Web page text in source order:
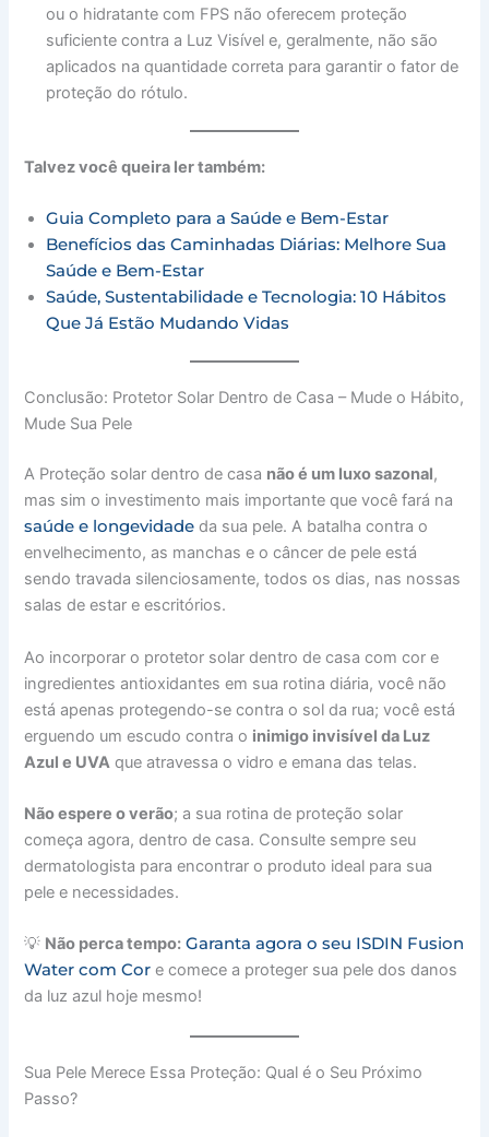
ou o hidratante com FPS não oferecem proteção
suficiente contra a Luz Visível e, geralmente, não são
aplicados na quantidade correta para garantir o fator de
proteção do rótulo.
Talvez você queira ler também:
Guia Completo para a Saúde e Bem-Estar
Benefícios das Caminhadas Diárias: Melhore Sua
Saúde e Bem-Estar
Saúde, Sustentabilidade e Tecnologia: 10 Hábitos
Que Já Estão Mudando Vidas
Conclusão: Protetor Solar Dentro de Casa – Mude o Hábito,
Mude Sua Pele
A Proteção solar dentro de casa não é um luxo sazonal,
mas sim o investimento mais importante que você fará na
saúde e longevidade da sua pele. A batalha contra o
envelhecimento, as manchas e o câncer de pele está
sendo travada silenciosamente, todos os dias, nas nossas
salas de estar e escritórios.
Ao incorporar o protetor solar dentro de casa com cor e
ingredientes antioxidantes em sua rotina diária, você não
está apenas protegendo-se contra o sol da rua; você está
erguendo um escudo contra o inimigo invisível da Luz
Azul e UVA que atravessa o vidro e emana das telas.
Não espere o verão; a sua rotina de proteção solar
começa agora, dentro de casa. Consulte sempre seu
dermatologista para encontrar o produto ideal para sua
pele e necessidades.
💡 Não perca tempo: Garanta agora o seu ISDIN Fusion
Water com Cor e comece a proteger sua pele dos danos
da luz azul hoje mesmo!
Sua Pele Merece Essa Proteção: Qual é o Seu Próximo
Passo?